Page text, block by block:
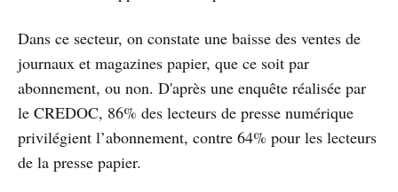
Dans ce secteur, on constate une baisse des ventes de
journaux et magazines papier, que ce soit par
abonnement, ou non. D'après une enquête réalisée par
le CREDOC, 86% des lecteurs de presse numérique
privilégient l’abonnement, contre 64% pour les lecteurs
de la presse papier.